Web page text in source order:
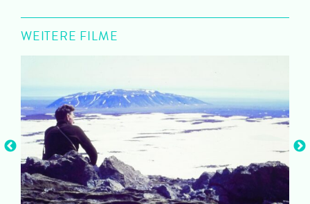
WEITERE FILME